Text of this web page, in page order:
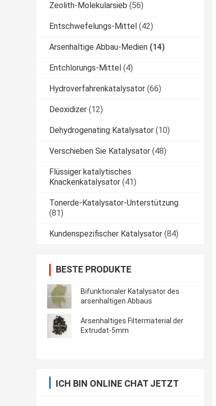
Zeolith-Molekularsieb (56)
Entschwefelungs-Mittel (42)
Arsenhaltige Abbau-Medien (14)
Entchlorungs-Mittel (4)
Hydroverfahrenkatalysator (66)
Deoxidizer (12)
Dehydrogenating Katalysator (10)
Verschieben Sie Katalysator (48)
Flüssiger katalytisches
Knackenkatalysator (41)
Tonerde-Katalysator-Unterstützung
(81)
Kundenspezifischer Katalysator (84)
BESTE PRODUKTE
Bifunktionaler Katalysator des
arsenhaltigen Abbaus
Arsenhaltiges Filtermaterial der
Extrudat-5mm
ICH BIN ONLINE CHAT JETZT